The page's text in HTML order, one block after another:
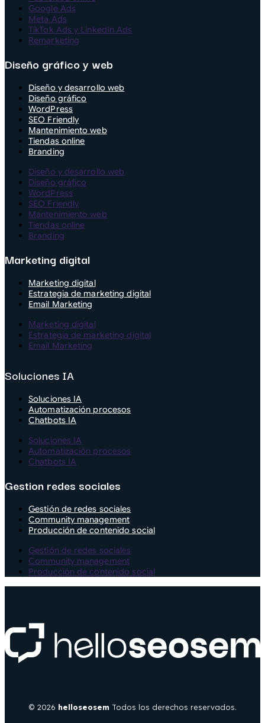
Google Ads
Meta Ads
TikTok Ads y LinkedIn Ads
Remarketing
Diseño gráfico y web
Diseño y desarrollo web
Diseño gráfico
WordPress
SEO Friendly
Mantenimiento web
Tiendas online
Branding
Diseño y desarrollo web
Diseño gráfico
WordPress
SEO Friendly
Mantenimiento web
Tiendas online
Branding
Marketing digital
Marketing digital
Estrategia de marketing digital
Email Marketing
Marketing digital
Estrategia de marketing digital
Email Marketing
Soluciones IA
Soluciones IA
Automatización procesos
Chatbots IA
Soluciones IA
Automatización procesos
Chatbots IA
Gestion redes sociales
Gestión de redes sociales
Community management
Producción de contenido social
Gestión de redes sociales
Community management
Producción de contenido social
© 2026 helloseosem Todos los derechos reservados.